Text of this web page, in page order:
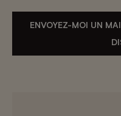
ENVOYEZ-MOI UN